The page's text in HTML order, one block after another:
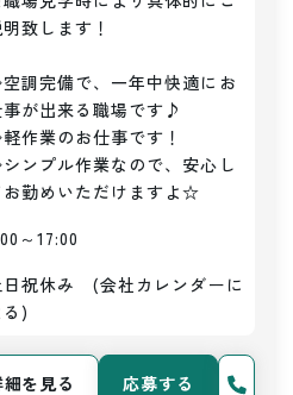
致します！
調完備で、一年中快適にお
が出来る職場です♪
作業のお仕事です！
ンプル作業なので、安心し
お勤めいただけますよ☆
～17:00
日祝休み　(会社カレンダーに
る)
を見る 応募する